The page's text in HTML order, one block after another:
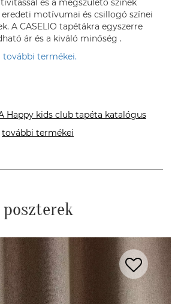
és a megszülető színek
eredeti motívumai és csillogó színei
A CASELIO tapétákra egyszerre
ár és a kiváló minőség .
további termékei.
Happy kids club tapéta katalógus
további termékei